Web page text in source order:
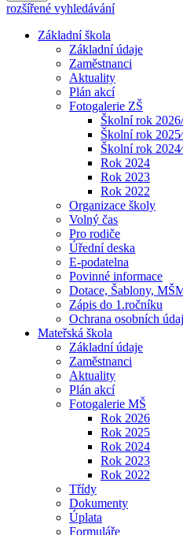
rozšířené vyhledávání
Základní škola
Základní údaje
Zaměstnanci
Aktuality
Plán akcí
Fotogalerie ZŠ
Školní rok
Školní rok
Školní rok
Rok 2024
Rok 2023
Rok 2022
Organizace školy
Volný čas
Pro rodiče
Úřední deska
E-podatelna
Povinné informace
Dotace, Šablony,
Zápis do 1.ročníku
Ochrana osobních
Mateřská škola
Základní údaje
Zaměstnanci
Aktuality
Plán akcí
Fotogalerie MŠ
Rok 2026
Rok 2025
Rok 2024
Rok 2023
Rok 2022
Třídy
Dokumenty
Úplata
Formuláře